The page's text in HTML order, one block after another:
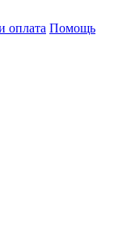
оплата Помощь